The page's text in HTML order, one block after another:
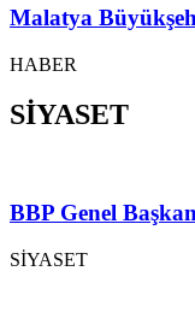
Malatya
HABER
SİYASET
BBP Genel
SİYASET